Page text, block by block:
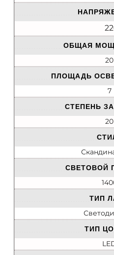
ОБЩАЯ
20
ПЛОЩАДЬ
7
СТЕПЕНЬ
20
СВЕТОВОЙ
ТИП
ТИП